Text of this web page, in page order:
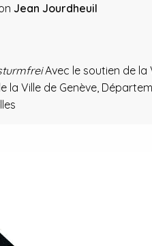
Jean Jourdheuil
Avec le soutien de la
la Ville de Genève,